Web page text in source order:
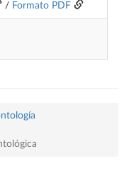
/ Formato PDF